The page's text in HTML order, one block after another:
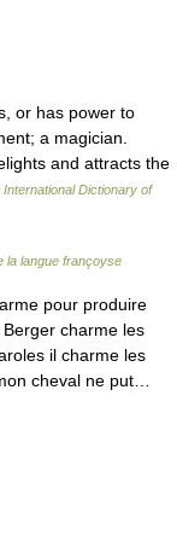
or has power to
a magician.
and attracts the
International Dictionary of
la langue françoyse
pour produire
charme les
il charme les
cheval ne put…